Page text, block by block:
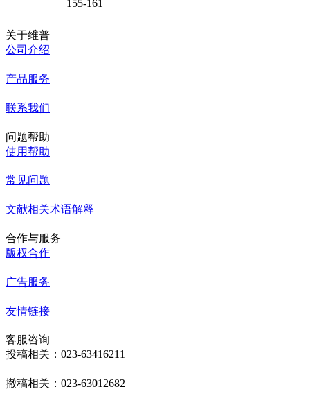
155-161
关于维普
公司介绍
产品服务
联系我们
问题帮助
使用帮助
常见问题
文献相关术语解释
合作与服务
版权合作
广告服务
友情链接
客服咨询
投稿相关：023-63416211
撤稿相关：023-63012682